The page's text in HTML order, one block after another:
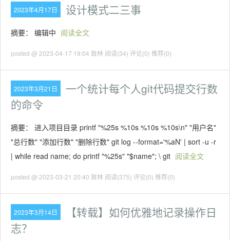
2023年4月17日 设计模式二三事
摘要： 编辑中 阅读全文
posted @ 2023-04-17 19:04 致林 阅读(34) 评论(0) 推荐(0)
2023年3月21日
一个统计每个人git代码提交行数
的命令
摘要： 进入项目目录 printf "%25s %10s %10s %10s\n" "用户名"
"总行数" "添加行数" "删除行数" git log --format='%aN' | sort -u -r
| while read name; do printf "%25s" "$name"; \ git 阅读全文
posted @ 2023-03-21 20:40 致林 阅读(375) 评论(0) 推荐(0)
2023年3月14日
【转载】如何优雅地记录操作日
志？